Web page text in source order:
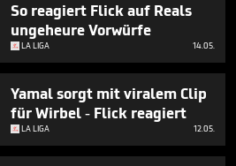
So reagiert Flick auf Reals
ungeheure Vorwürfe
LA LIGA 14.05.
Yamal sorgt mit viralem Clip
für Wirbel - Flick reagiert
LA LIGA 12.05.